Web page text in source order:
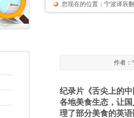
您现在的位置： 宁波译辰
作者
纪录片《舌尖上的
各地美食生态，让
理了部分美食的英